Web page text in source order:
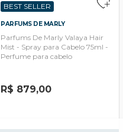
BEST SELLER
PARFUMS DE MARLY
Parfums De Marly Valaya Hair
Mist - Spray para Cabelo 75ml -
Perfume para cabelo
R$ 879,00